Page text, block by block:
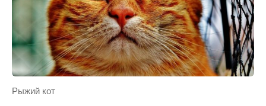
Рыжий кот